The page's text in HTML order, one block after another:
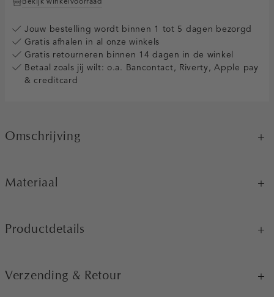
Jouw bestelling wordt binnen 1 tot 5 dagen bezorgd
Gratis afhalen in al onze winkels
Gratis retourneren binnen 14 dagen in de winkel
Betaal zoals jij wilt: o.a. Bancontact, Riverty, Apple pay
& creditcard
Omschrijving
Materiaal
Productdetails
Verzending & Retour